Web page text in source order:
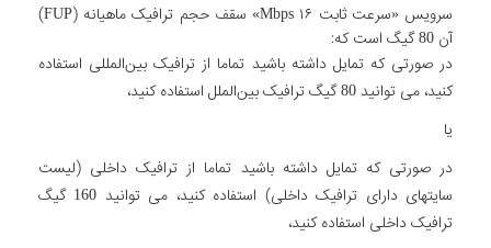
سرویس «سرعت ثابت Mbps ۱۶» سقف حجم ترافیک ماهیانه (FUP)
آن 80 گیگ است که:
در صورتی که تمایل داشته باشید تماما از ترافیک بین‌المللی استفاده
کنید، می توانید 80 گیگ ترافیک بین‌الملل استفاده کنید،
یا
در صورتی که تمایل داشته باشید تماما از ترافیک داخلی (لیست
سایتهای دارای ترافیک داخلی) استفاده کنید، می توانید 160 گیگ
ترافیک داخلی استفاده کنید،